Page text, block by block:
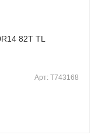
82T TL
Арт: T743168